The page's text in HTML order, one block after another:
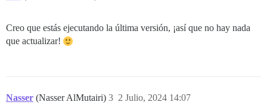
Creo que estás ejecutando la última versión, ¡así que no hay nada
que actualizar!
Nasser (Nasser AlMutairi) 2 Julio, 2024 14:07
3